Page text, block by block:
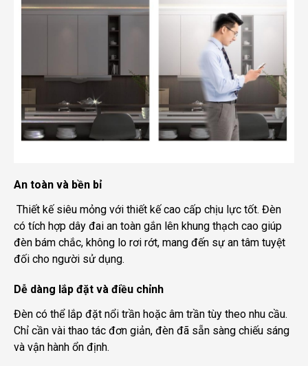
An toàn và bền bỉ
Thiết kế siêu mỏng với thiết kế cao cấp chịu lực tốt. Đèn
có tích hợp dây đai an toàn gắn lên khung thạch cao giúp
đèn bám chắc, không lo rơi rớt, mang đến sự an tâm tuyệt
đối cho người sử dụng.
Dễ dàng lắp đặt và điều chỉnh
Đèn có thể lắp đặt nổi trần hoặc âm trần tùy theo nhu cầu.
Chỉ cần vài thao tác đơn giản, đèn đã sẵn sàng chiếu sáng
và vận hành ổn định.